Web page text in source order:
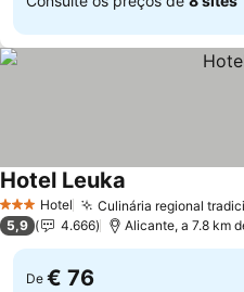
3 EstrelasHotel Culinária regional
Hotel Leuka
5,9 4.666 Alicante, a 7.8 km
De € 76